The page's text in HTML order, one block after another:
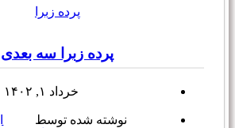
پرده زبرا
پرده زبرا سه بعدی
خرداد ۱, ۱۴۰۲
نوشته شده توسط